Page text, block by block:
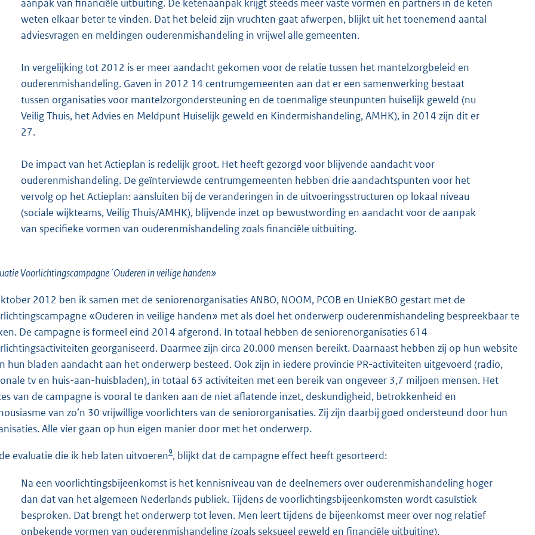
aanpak van financiële uitbuiting. De ketenaanpak krijgt steeds meer vaste vormen en partners in de keten
weten elkaar beter te vinden. Dat het beleid zijn vruchten gaat afwerpen, blijkt uit het toenemend aantal
adviesvragen en meldingen ouderenmishandeling in vrijwel alle gemeenten.
In vergelijking tot 2012 is er meer aandacht gekomen voor de relatie tussen het mantelzorgbeleid en
ouderenmishandeling. Gaven in 2012 14 centrumgemeenten aan dat er een samenwerking bestaat
tussen organisaties voor mantelzorgondersteuning en de toenmalige steunpunten huiselijk geweld (nu
Veilig Thuis, het Advies en Meldpunt Huiselijk geweld en Kindermishandeling, AMHK), in 2014 zijn dit er
27.
De impact van het Actieplan is redelijk groot. Het heeft gezorgd voor blijvende aandacht voor
ouderenmishandeling. De geïnterviewde centrumgemeenten hebben drie aandachtspunten voor het
vervolg op het Actieplan: aansluiten bij de veranderingen in de uitvoeringsstructuren op lokaal niveau
(sociale wijkteams, Veilig Thuis/AMHK), blijvende inzet op bewustwording en aandacht voor de aanpak
van specifieke vormen van ouderenmishandeling zoals financiële uitbuiting.
Voorlichtingscampagne´Ouderen in veilige handen»
2012 ben ik samen met de seniorenorganisaties ANBO, NOOM, PCOB en UnieKBO gestart met de
«Ouderen in veilige handen» met als doel het onderwerp ouderenmishandeling bespreekbaar te
De campagne is formeel eind 2014 afgerond. In totaal hebben de seniorenorganisaties 614
georganiseerd. Daarmee zijn circa 20.000 mensen bereikt. Daarnaast hebben zij op hun website
hun bladen aandacht aan het onderwerp besteed. Ook zijn in iedere provincie PR-activiteiten uitgevoerd (radio,
tv en huis-aan-huisbladen), in totaal 63 activiteiten met een bereik van ongeveer 3,7 miljoen mensen. Het
van de campagne is vooral te danken aan de niet aflatende inzet, deskundigheid, betrokkenheid en
van zo’n 30 vrijwillige voorlichters van de seniororganisaties. Zij zijn daarbij goed ondersteund door hun
Alle vier gaan op hun eigen manier door met het onderwerp.
evaluatie die ik heb laten uitvoeren9, blijkt dat de campagne effect heeft gesorteerd:
Na een voorlichtingsbijeenkomst is het kennisniveau van de deelnemers over ouderenmishandeling hoger
dan dat van het algemeen Nederlands publiek. Tijdens de voorlichtingsbijeenkomsten wordt casuïstiek
besproken. Dat brengt het onderwerp tot leven. Men leert tijdens de bijeenkomst meer over nog relatief
onbekende vormen van ouderenmishandeling (zoals seksueel geweld en financiële uitbuiting).